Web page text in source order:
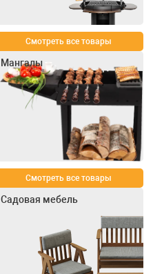
Смотреть все товары
Мангалы
Смотреть все товары
Садовая мебель